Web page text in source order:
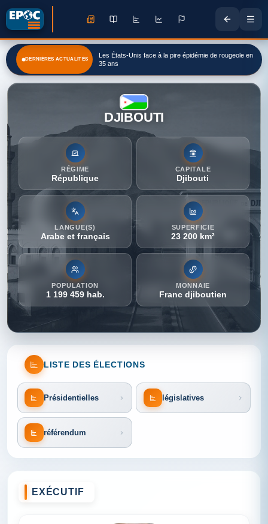
DERNIÈRES ACTUALITÉS
Allemagne: le chancelier Friedrich Merz visé par une
campagne de désinformation russe
DJIBOUTI
RÉGIME
République
CAPITALE
Djibouti
LANGUE(S)
Arabe et français
SUPERFICIE
23 200 km²
POPULATION
1 199 459 hab.
MONNAIE
Franc djiboutien
LISTE DES ÉLECTIONS
Présidentielles législatives
référendum
EXÉCUTIF